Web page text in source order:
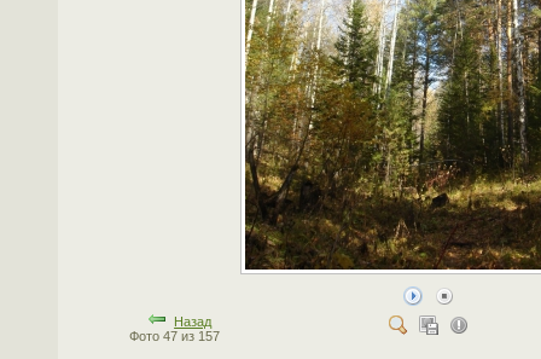
Назад
Фото 47 из 157